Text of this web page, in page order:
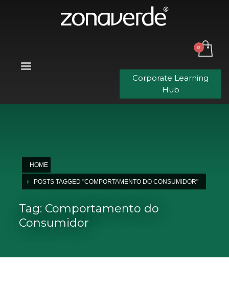
Corporate Learning
Hub
HOME
POSTS TAGGED "COMPORTAMENTO DO CONSUMIDOR"
Tag: Comportamento do
Consumidor